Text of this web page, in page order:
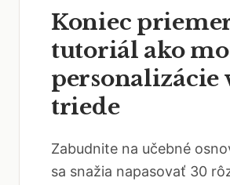
Koniec
tutoriál ako
personalizácie
triede
Zabudnite na učebné
sa snažia napasovať 30